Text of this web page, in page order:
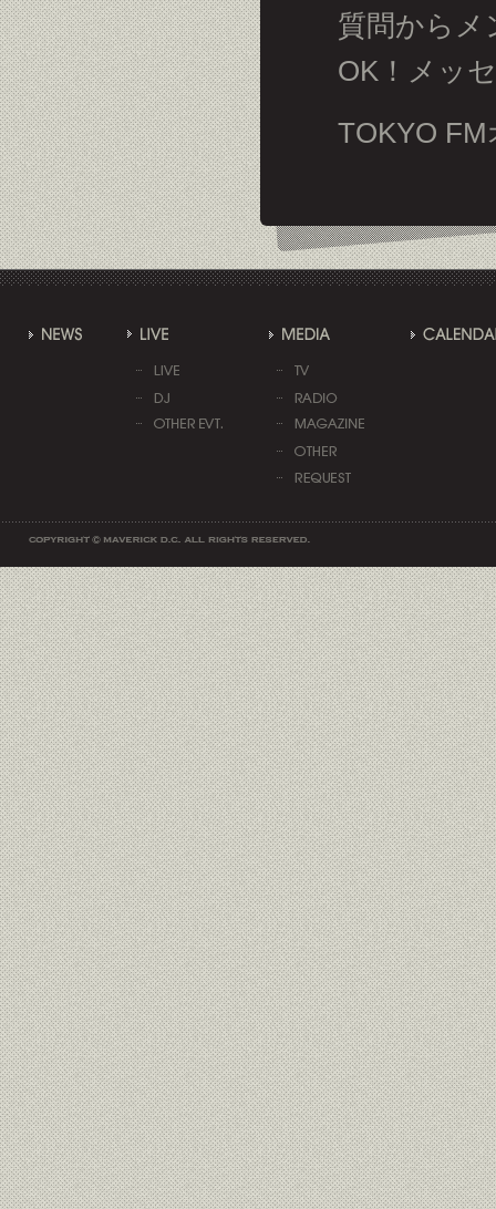
質問から
OK！メッ
TOKYO